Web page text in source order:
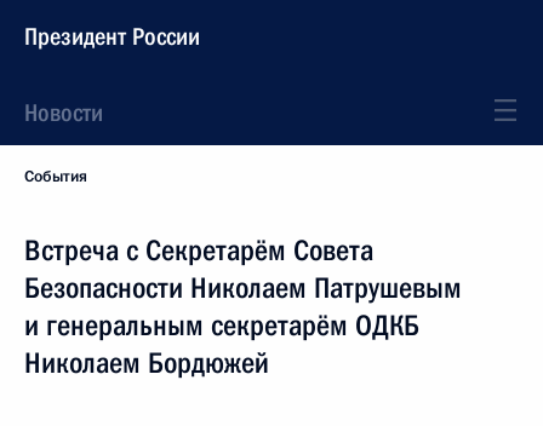
Президент России
Новости
События
Встреча с Секретарём Совета
Безопасности Николаем Патрушевым
и генеральным секретарём ОДКБ
Николаем Бордюжей